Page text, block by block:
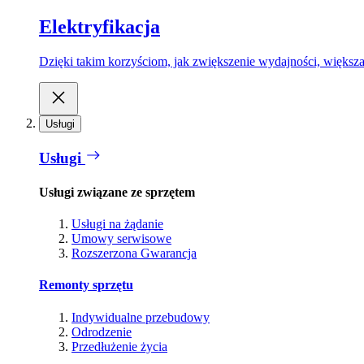
Elektryfikacja
Dzięki takim korzyściom, jak zwiększenie wydajności,
Usługi
Usługi
Usługi związane ze sprzętem
Usługi na żądanie
Umowy serwisowe
Rozszerzona Gwarancja
Remonty sprzętu
Indywidualne przebudowy
Odrodzenie
Przedłużenie życia